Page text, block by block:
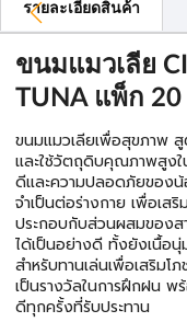
รายละเอียดสินค้า
ขนมแมวเลีย
TUNA แพ็ก
ขนมแมวเลียเพื่อสุขภาพ สู
และใช้วัตถุดิบคุณภาพสูง
ดีและความปลอดภัยของน้
จำเป็นต่อร่างกาย เพื่อเส
ประกอบกับส่วนผสมของ
ได้เป็นอย่างดี ทั้งยังเนื้อนุ่
สำหรับทานเล่นเพื่อเสริมโ
เป็นรางวัลในการฝึกฝน
ดีทุกครั้งที่รับประทาน